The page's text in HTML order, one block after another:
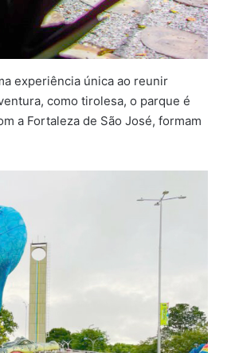
experiência única ao reunir
como tirolesa, o parque é
a Fortaleza de São José, formam